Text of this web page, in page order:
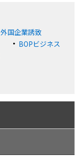
外国企業誘致
BOPビジネス